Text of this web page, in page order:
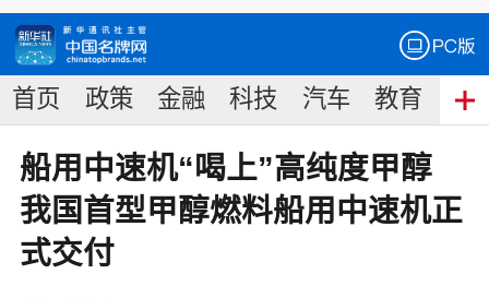
首页 政策 金融 科技 汽车 教育 食
船用中速机“喝上”高纯度甲醇
我国首型甲醇燃料船用中速机正
式交付